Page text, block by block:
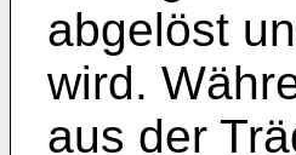
abgelöst
wird.
aus der